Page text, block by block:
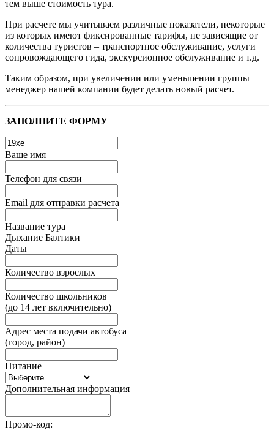
тем выше стоимость тура.
При расчете мы учитываем различные показатели, некоторые
из которых имеют фиксированные тарифы, не зависящие от
количества туристов – транспортное обслуживание, услуги
сопровождающего гида, экскурсионное обслуживание и т.д.
Таким образом, при увеличении или уменьшении группы
менеджер нашей компании будет делать новый расчет.
ЗАПОЛНИТЕ ФОРМУ
Ваше имя
Телефон для связи
Email для отправки расчета
Название тура
Дыхание Балтики
Даты
Количество взрослых
Количество школьников
(до 14 лет включительно)
Адрес места подачи автобуса
(город, район)
Питание
Дополнительная информация
Промо-код: